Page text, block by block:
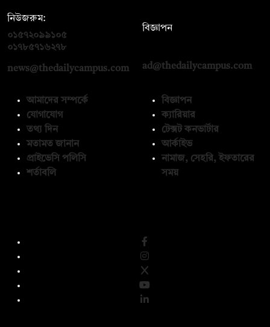
নিউজরুম:
০১৫৭২০৯৯১০৫
০১৭৮৫৭১৬২৭৮
news@thedailycampus.com
বিজ্ঞাপন
ad@thedailycampus.com
আমাদের সম্পর্কে
যোগাযোগ
তথ্য দিন
মতামত জানান
প্রাইভেসি পলিসি
শর্তাবলি
বিজ্ঞাপন
ক্যারিয়ার
টেক্সট কনভার্টার
আর্কাইভ
নামাজ, সেহরি, ইফতারের
সময়